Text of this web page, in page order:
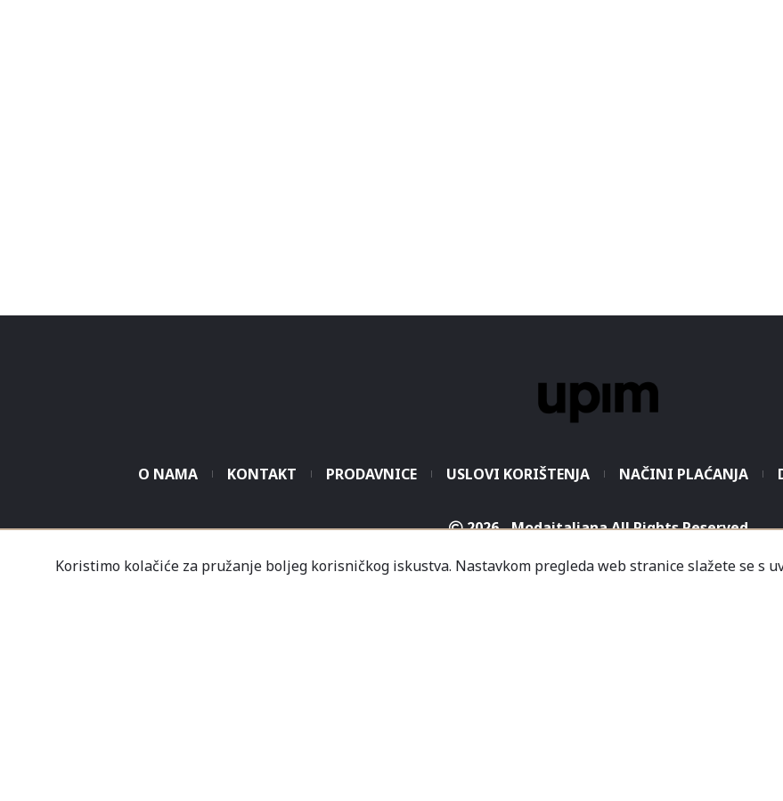
Koristimo kolačiće za pružanje boljeg korisničkog iskustva. Nastavkom pregleda web stranice slažete se s
O NAMA KONTAKT PRODAVNICE USLOVI KORIŠTENJA NAČINI PLAĆANJA
2026 - Modaitaliana All Rights Reserved
Tvrtka Mališić MP d.o.o. - Sjedište poduzeća je unutar Prodajnog centra